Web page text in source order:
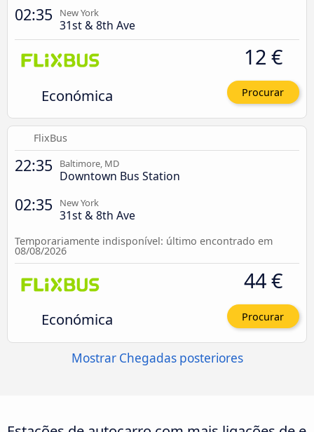
02:35 New York
31st & 8th Ave
Económica
12 €
Procurar
FlixBus
22:35 Baltimore, MD
Downtown Bus Station
02:35 New York
31st & 8th Ave
Temporariamente indisponível: último encontrado em
08/08/2026
Económica
44 €
Procurar
Mostrar Chegadas posteriores